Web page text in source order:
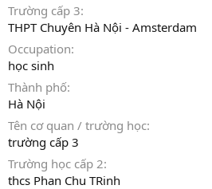
Trường cấp 3
THPT Chuyên Hà Nội - Amsterdam
Occupation
học sinh
Thành phố
Hà Nội
Tên cơ quan / trường học
trường cấp 3
Trường học cấp 2
thcs Phan Chu TRinh